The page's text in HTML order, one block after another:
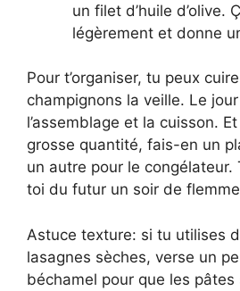
un filet d’huile d’olive.
légèrement et donne
Pour t’organiser, tu peux
champignons la veille. Le
l’assemblage et la cuisson.
grosse quantité, fais-en un
un autre pour le congélateur.
toi du futur un soir de
Astuce texture: si tu utilises
lasagnes sèches, verse un
béchamel pour que les pâtes